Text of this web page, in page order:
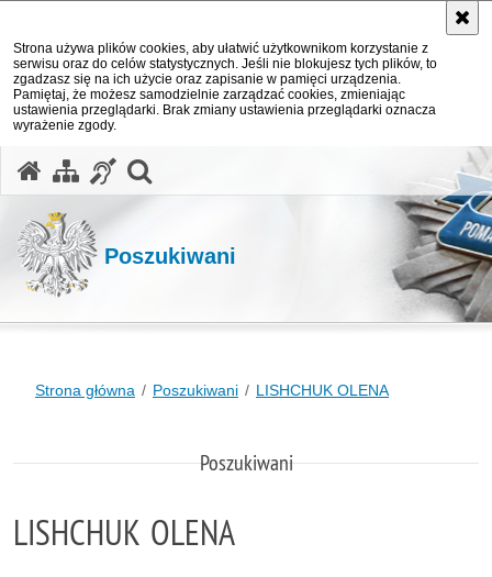
Strona używa plików cookies, aby ułatwić użytkownikom korzystanie z
serwisu oraz do celów statystycznych. Jeśli nie blokujesz tych plików, to
zgadzasz się na ich użycie oraz zapisanie w pamięci urządzenia.
Pamiętaj, że możesz samodzielnie zarządzać cookies, zmieniając
ustawienia przeglądarki. Brak zmiany ustawienia przeglądarki oznacza
wyrażenie zgody.
Poszukiwani
Strona główna Poszukiwani LISHCHUK OLENA
Poszukiwani
LISHCHUK OLENA